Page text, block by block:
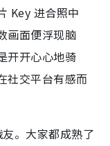
Key 进合照中
画面便浮现脑
开开心心地骑
社交平台有感而
。大家都成熟了